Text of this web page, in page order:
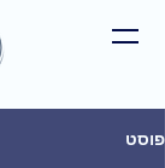
פוסט